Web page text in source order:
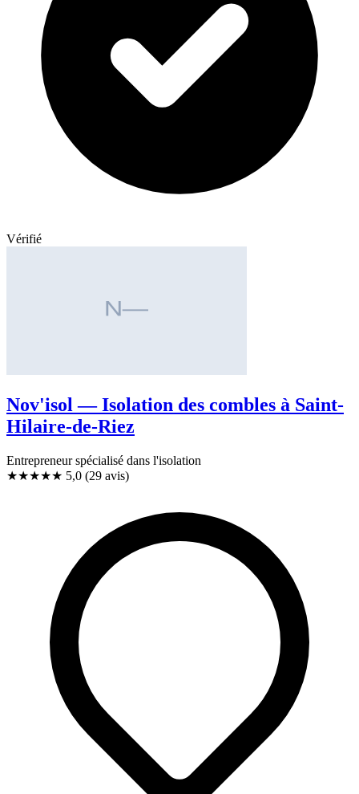
Vérifié
Nov'isol — Isolation des combles à Saint-
Hilaire-de-Riez
Entrepreneur spécialisé dans l'isolation
★★★★★ 5,0 (29 avis)